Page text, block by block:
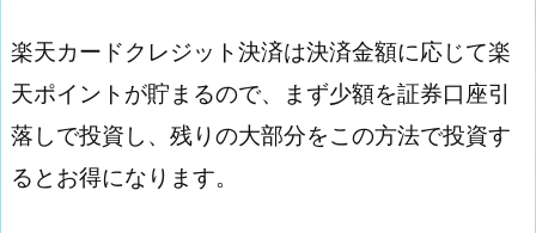
楽天カードクレジット決済は決済金額に応じて楽
天ポイントが貯まるので、まず少額を証券口座引
落しで投資し、残りの大部分をこの方法で投資す
るとお得になります。